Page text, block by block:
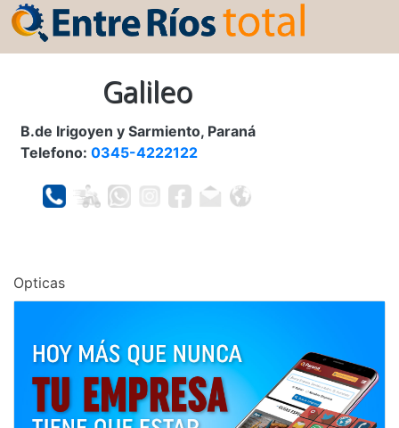
Galileo
B.de Irigoyen y Sarmiento, Paraná
Telefono: 0345-4222122
Opticas